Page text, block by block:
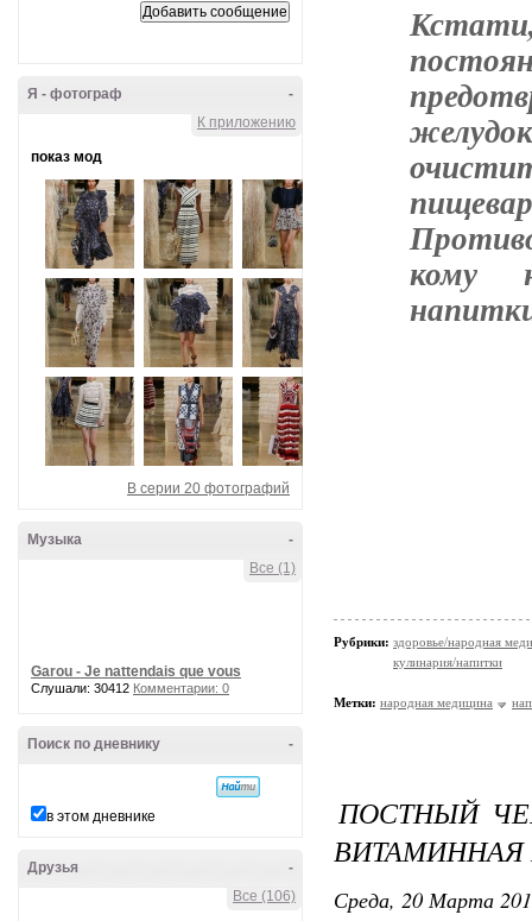
-
Я - фотограф
К приложению
показ мод
В серии 20 фотографий
-
Музыка
Все (1)
Garou - Je nattendais que vous
Слушали: 30412 Комментарии: 0
-
Поиск по дневнику
в этом дневнике
-
Друзья
Все (106)
кому
Рубрики: здоровье/народная
кулинария/напитки
Метки: народная медицина
ПОСТНЫЙ
ВИТАМИННАЯ
Среда, 20 Марта